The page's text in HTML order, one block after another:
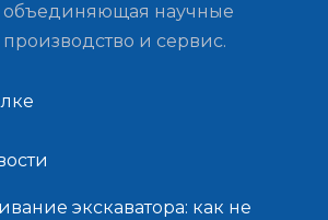
объединяющая научные
и сервис.
экскаватора: как не